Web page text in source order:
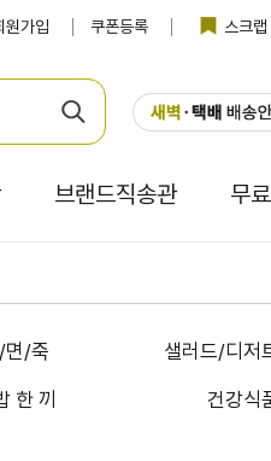
원가입 쿠폰등록 스크랩
브랜드직송관 무
면/죽
샐러드/디저
한 끼
건강식